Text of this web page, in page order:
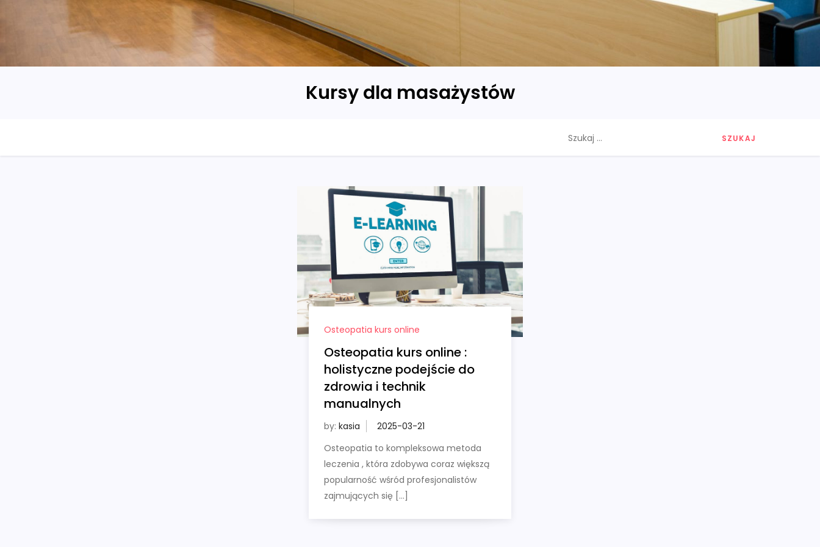
Kursy dla masażystów
Osteopatia kurs online
Osteopatia kurs online :
holistyczne podejście do
zdrowia i technik
manualnych
by: kasia
Osteopatia to kompleksowa metoda
leczenia , która zdobywa coraz większą
popularność wśród profesjonalistów
zajmujących się […]